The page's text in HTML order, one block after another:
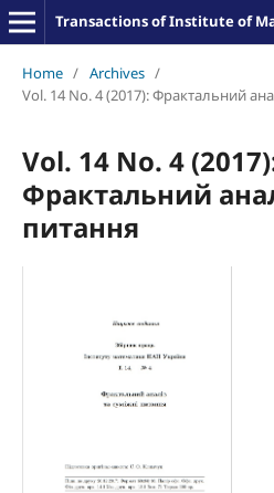
Home / Archives /
Vol. 14 No. 4 (2017): Фрактальний
Vol. 14 No. 4
Фрактальний
питання